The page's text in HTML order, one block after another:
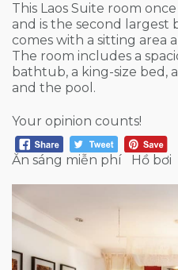
This Laos Suite room
and is the second largest
comes with a sitting area
The room includes a
bathtub, a king-size bed,
and the pool.
Your opinion counts!
Ăn sáng miễn phí Hồ bơi